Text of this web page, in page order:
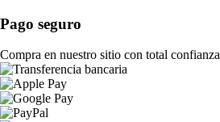
Pago seguro
Compra en nuestro sitio con total confianza